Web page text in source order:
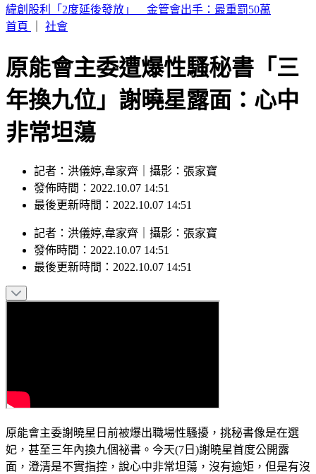
傅子純「穿病人服回家」生前暖舉惹鼻酸 愛妻心碎：我想你
了
原能會主委遭爆性騷秘書「三
年換九位」謝曉星露面：心中
非常坦蕩
記者：洪儀婷,韋家齊｜攝影：張家寶
發佈時間：2022.10.07 14:51
記者：洪儀婷,韋家齊｜攝影
發佈時間：2022.10.07 14:51
原能會主委謝曉星日前被爆出職場性騷擾，挑秘書像是在選
妃，甚至三年內換九個祕書。今天(7日)謝曉星首度公開露